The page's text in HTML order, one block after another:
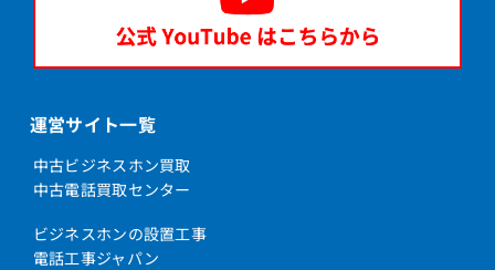
運営サイト一覧
中古ビジネスホン買取
中古電話買取センター
ビジネスホンの設置工事
電話工事ジャパン